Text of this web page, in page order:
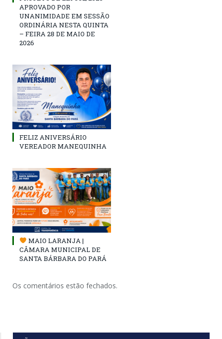
APROVADO POR
UNANIMIDADE EM SESSÃO
ORDINÁRIA NESTA QUINTA
– FEIRA 28 DE MAIO DE
2026
FELIZ ANIVERSÁRIO
VEREADOR MANEQUINHA
MAIO LARANJA |
CÂMARA MUNICIPAL DE
SANTA BÁRBARA DO PARÁ
Os comentários estão fechados.